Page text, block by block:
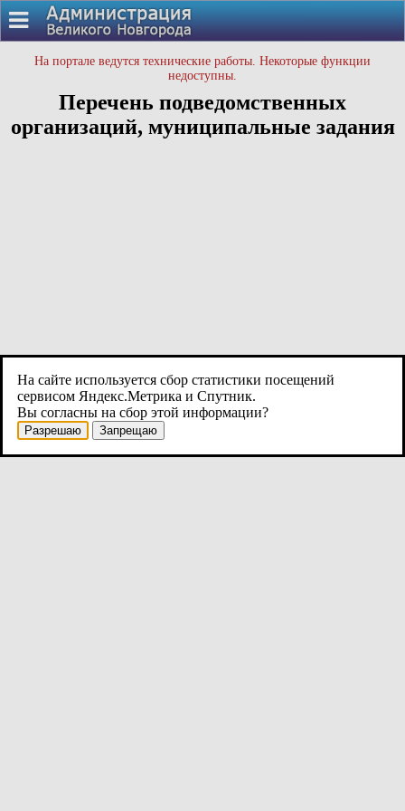
На портале ведутся технические работы. Некоторые функции
недоступны.
Перечень подведомственных
организаций, муниципальные задания
На сайте используется сбор статистики посещений
сервисом Яндекс.Метрика и Спутник.
Вы согласны на сбор этой информации?
Разрешаю Запрещаю